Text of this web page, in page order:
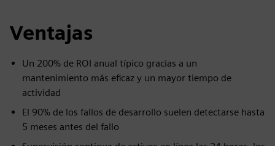
Ventajas
Un 200% de ROI anual típico gracias a un
mantenimiento más eficaz y un mayor tiempo de
actividad
El 90% de los fallos de desarrollo suelen detectarse hasta
5 meses antes del fallo